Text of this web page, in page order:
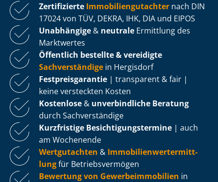
Zertifizierte Im­mo­bi­li­en­gut­ach­ter nach DIN
17024 von TÜV, DEKRA, IHK, DIA und EIPOS
Unabhängige & neutrale Ermittlung des
Marktwertes
Öffentlich bestellte & vereidigte
Sachverständige in Hergisdorf
Fest­preis­ga­ran­tie | transparent & fair |
keine versteckten Kosten
Kostenlose & unverbindliche Beratung
durch Sachverständige
Kurzfristige Be­sich­ti­gungs­ter­mi­ne | auch
am Wochenende
Wertgutachten & Im­mo­bi­li­en­wert­ermitt­
lungfür Be­triebs­ver­mö­gen
Bewertung von Ge­wer­be­im­mo­bi­li­en in